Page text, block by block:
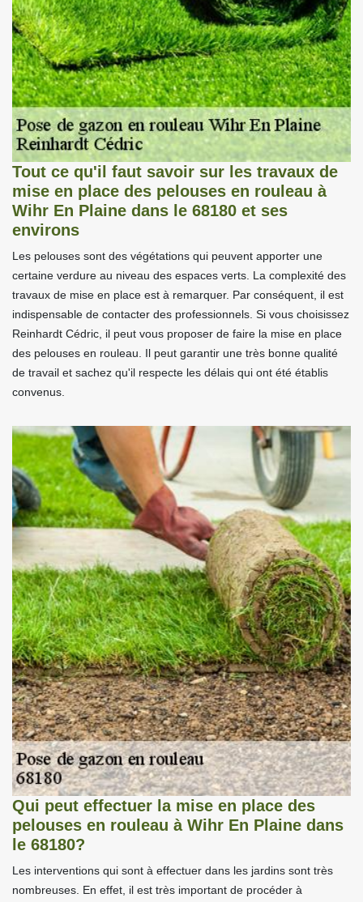
Tout ce qu'il faut savoir sur les travaux de
mise en place des pelouses en rouleau à
Wihr En Plaine dans le 68180 et ses
environs
Les pelouses sont des végétations qui peuvent apporter une
certaine verdure au niveau des espaces verts. La complexité des
travaux de mise en place est à remarquer. Par conséquent, il est
indispensable de contacter des professionnels. Si vous choisissez
Reinhardt Cédric, il peut vous proposer de faire la mise en place
des pelouses en rouleau. Il peut garantir une très bonne qualité
de travail et sachez qu'il respecte les délais qui ont été établis
convenus.
Qui peut effectuer la mise en place des
pelouses en rouleau à Wihr En Plaine dans
le 68180?
Les interventions qui sont à effectuer dans les jardins sont très
nombreuses. En effet, il est très important de procéder à